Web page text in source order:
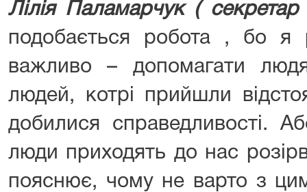
Лілія Паламарчук ( секретар
подобається робота , бо я
важливо – допомагати
людей, котрі прийшли
добилися справедливості.
люди приходять до нас
пояснює, чому не варто з